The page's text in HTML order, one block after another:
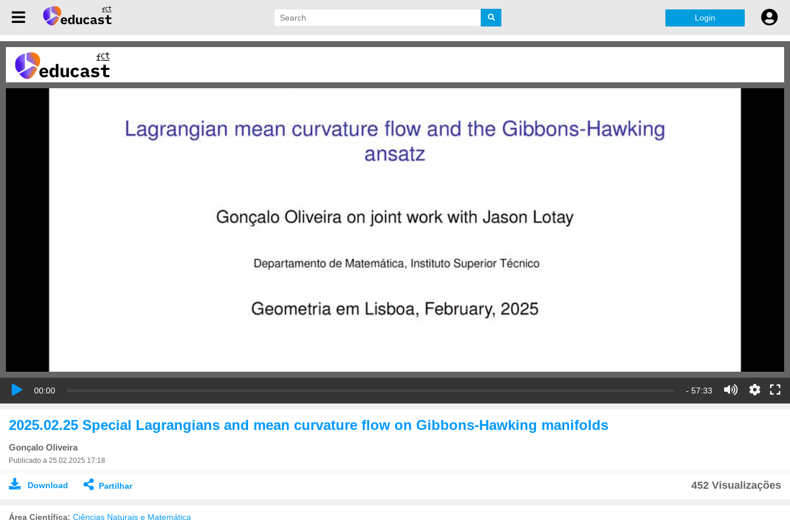
Login
00:00 - 57:33
2025.02.25 Special Lagrangians and mean curvature flow on Gibbons-Hawking manifolds
Gonçalo Oliveira
Publicado a 25.02.2025 17:18
Download Partilhar 452 Visualizações
Área Científica: Ciências Naturais e Matemática